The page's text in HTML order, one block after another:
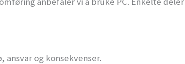
ansvar og konsekvenser.